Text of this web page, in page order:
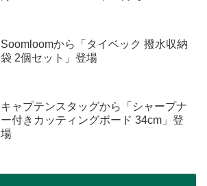
Soomloomから「タイベック 撥水収納
袋 2個セット」登場
キャプテンスタッグから「シャープナ
ー付きカッティングボード 34cm」登
場